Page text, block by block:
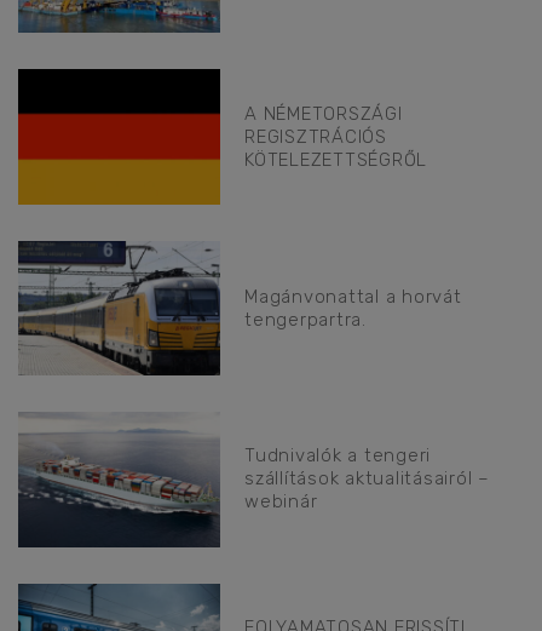
A NÉMETORSZÁGI
REGISZTRÁCIÓS
KÖTELEZETTSÉGRŐL
Magánvonattal a horvát
tengerpartra.
Tudnivalók a tengeri
szállítások aktualitásairól –
webinár